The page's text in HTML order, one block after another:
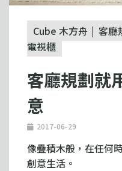
Cube 木方舟 客廳
電視櫃
客廳規劃就
意
2017-06-29
像疊積木般，在任何
創意生活。